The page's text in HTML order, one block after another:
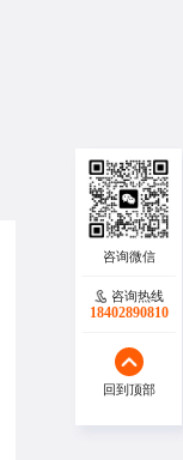
咨询热线
18140119082
回到顶部
咨询热线
18402890810
回到顶部